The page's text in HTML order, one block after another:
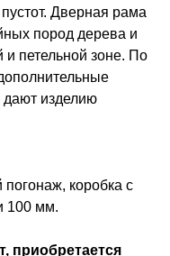
Дверная рама
пород дерева и
петельной зоне. По
дают изделию
погонаж, коробка с
100 мм.
приобретается